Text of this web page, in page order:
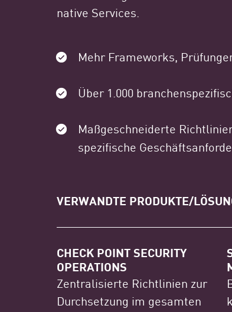
native Services.
Mehr Frameworks,
Über 1.000
Maßgeschneiderte
spezifische
VERWANDTE PRODUKTE/
CHECK POINT SECURITY
OPERATIONS
Zentralisierte Richtlinien zur
Durchsetzung im gesamten